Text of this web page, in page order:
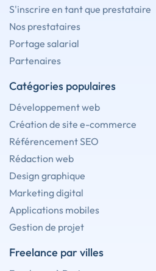
S'inscrire en tant que prestataire
Nos prestataires
Portage salarial
Partenaires
Catégories populaires
Développement web
Création de site e-commerce
Référencement SEO
Rédaction web
Design graphique
Marketing digital
Applications mobiles
Gestion de projet
Freelance par villes